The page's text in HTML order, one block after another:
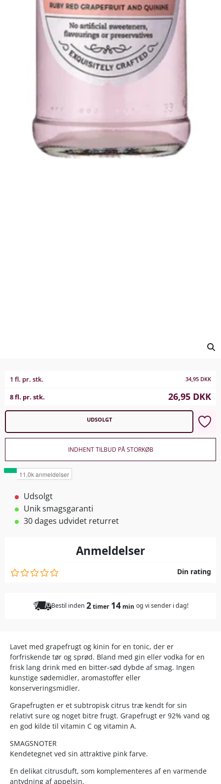
1 fl. pr. stk. 34,95 DKK
8 fl. pr. stk. 26,95 DKK
UDSOLGT
INDHENT TILBUD PÅ STORKØB
Udsolgt
Unik smagsgaranti
30 dages udvidet returret
Anmeldelser
Din rating
Bestil inden 2timer 14 min og vi sender i dag!
Lavet med grapefrugt og kinin for en tonic, der er
forfriskende tør og sprød. Bland med gin eller vodka for en
frisk lang drink med en bitter-sød dybde af smag. Ingen
kunstige sødemidler, aromastoffer eller
konserveringsmidler.
Grapefrugten er et subtropisk citrus træ kendt for sin
relativt sure og noget bitre frugt. Grapefrugt er 92% vand og
en god kilde til vitamin C og vitamin A.
SMAGSNOTER
Kendetegnet ved sin attraktive pink farve.
En delikat citrusduft, som komplementeres af en varmende
antydning af appelsin.